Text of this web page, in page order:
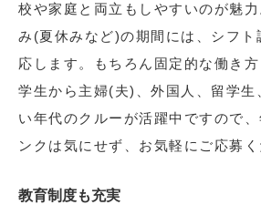
校や家庭と両立もしやすいのが魅
み(夏休みなど)の期間には、シフト
応します。もちろん固定的な働き方
学生から主婦(夫)、外国人、留学生
い年代のクルーが活躍中ですので
ンクは気にせず、お気軽にご応募く
教育制度も充実